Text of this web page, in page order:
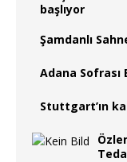
başlıyor
Şamdanlı
Adana Sofrası
Stuttgart’ın